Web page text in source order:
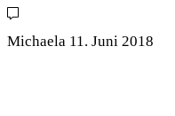
Michaela 11. Juni 2018